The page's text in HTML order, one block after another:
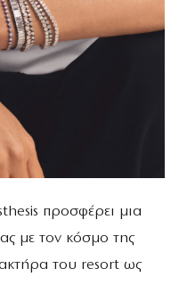
προσφέρει μια
με τον κόσμο της
του resort ως